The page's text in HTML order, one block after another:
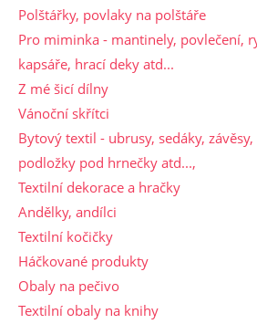
Polštářky, povlaky na polštáře
Pro miminka - mantinely, povlečení,
kapsáře, hrací deky atd...
Z mé šicí dílny
Vánoční skřítci
Bytový textil - ubrusy, sedáky,
podložky pod hrnečky atd...,
Textilní dekorace a hračky
Andělky, andílci
Textilní kočičky
Háčkované produkty
Obaly na pečivo
Textilní obaly na knihy